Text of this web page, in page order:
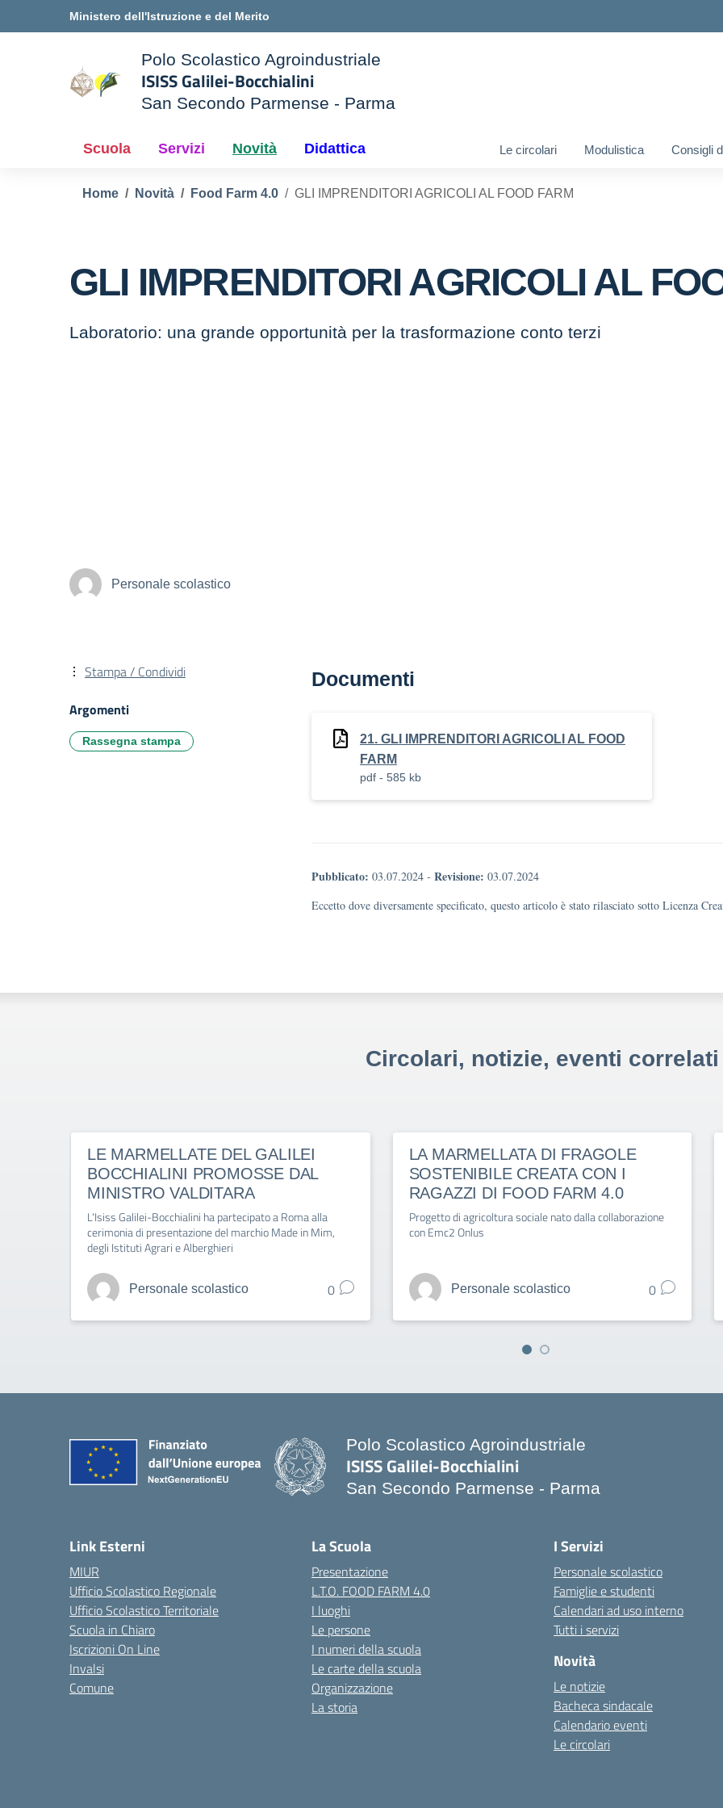
Vai ai contenuti
Vai al menu di navigazioneMinistero dell'Istruzione e del Merito
Polo Scolastico Agroindustriale
ISISS Galilei-Bocchialini
San Secondo Parmense - Parma
Scuola Servizi Novità Didattica Le circolari Modulistica Consigli
Home Novità Food Farm 4.0 GLI IMPRENDITORI AGRICOLI AL FOOD FARM
GLI IMPRENDITORI AGRICOLI AL
Laboratorio: una grande opportunità per la trasformazione conto terzi
Personale scolastico
Documenti
21. GLI IMPRENDITORI AGRICOLI AL FOOD
FARM
pdf - 585 kb
Pubblicato: 03.07.2024 - Revisione: 03.07.2024
Eccetto dove diversamente specificato, questo articolo è stato rilasciato sotto Licenza
Stampa / Condividi
Argomenti
Rassegna stampa
Circolari, notizie, eventi correlati
LE MARMELLATE DEL GALILEI
BOCCHIALINI PROMOSSE DAL
MINISTRO VALDITARA
L'Isiss Galilei-Bocchialini ha partecipato a Roma alla
cerimonia di presentazione del marchio Made in Mim,
degli Istituti Agrari e Alberghieri
Personale scolastico 0
LA MARMELLATA DI FRAGOLE
SOSTENIBILE CREATA CON I
RAGAZZI DI FOOD FARM 4.0
Progetto di agricoltura sociale nato dalla collaborazione
con Emc2 Onlus
Personale scolastico 0
Polo Scolastico Agroindustriale
ISISS Galilei-Bocchialini
San Secondo Parmense - Parma
Link Esterni
MIUR
Ufficio Scolastico Regionale
Ufficio Scolastico Territoriale
Scuola in Chiaro
Iscrizioni On Line
Invalsi
Comune
La Scuola
Presentazione
L.T.O. FOOD FARM 4.0
I luoghi
Le persone
I numeri della scuola
Le carte della scuola
Organizzazione
La storia
I Servizi
Personale scolastico
Famiglie e studenti
Calendari ad uso interno
Tutti i servizi
Novità
Le notizie
Bacheca sindacale
Calendario eventi
Le circolari